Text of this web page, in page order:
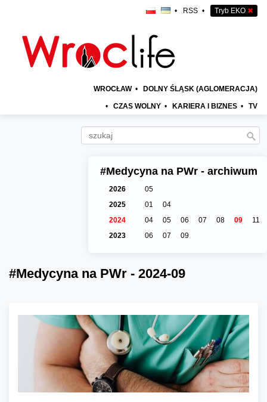
• RSS • Tryb EKO ✖
WROCŁAW • DOLNY ŚLĄSK (AGLOMERACJA)
• CZAS WOLNY • KARIERA I BIZNES • TV
#Medycyna na PWr - archiwum
2026
05
2025
01
04
2024
04 05 06 07 08 09
11
2023
06 07 09
#Medycyna na PWr - 2024-09